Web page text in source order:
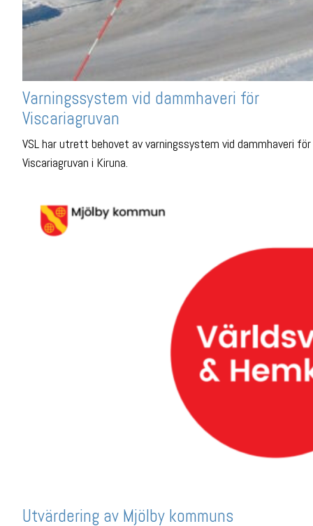
Varningssystem vid dammhaveri för
Viscariagruvan
VSL har utrett behovet av varningssystem vid dammhaveri för
Viscariagruvan i Kiruna.
Utvärdering av Mjölby kommuns